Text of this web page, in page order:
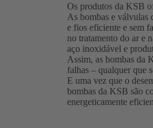
Os produtos da KSB
As bombas e válvulas
e fios eficiente e sem
no tratamento do ar e
aço inoxidável e
Assim, as bombas da
falhas – qualquer que
E uma vez que o
bombas da KSB são
energeticamente